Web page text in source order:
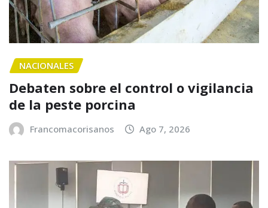
NACIONALES
Debaten sobre el control o vigilancia
de la peste porcina
Francomacorisanos Ago 7, 2026